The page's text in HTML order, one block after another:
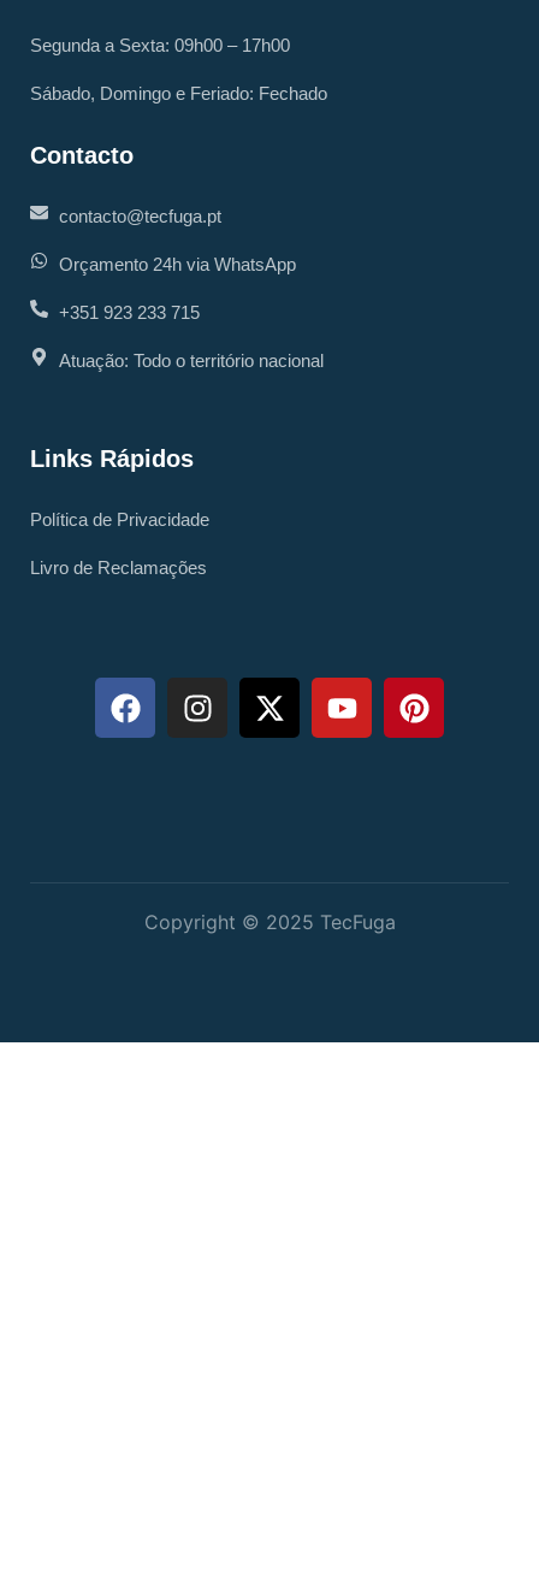
Segunda a Sexta: 09h00 – 17h00
Sábado, Domingo e Feriado: Fechado
Contacto
contacto@tecfuga.pt
Orçamento 24h via WhatsApp
+351 923 233 715
Atuação: Todo o território nacional
Links Rápidos
Política de Privacidade
Livro de Reclamações
Copyright © 2025 TecFuga